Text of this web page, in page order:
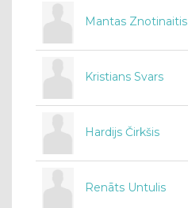
Mantas Znotinaitis
Kristians Svars
Hardijs Čirkšis
Renāts Untulis